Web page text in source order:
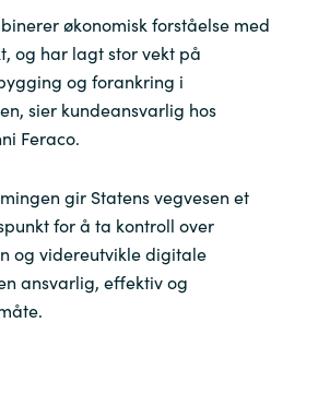
økonomisk forståelse med
og har lagt stor vekt på
og forankring i
sier kundeansvarlig hos
Feraco.
gir Statens vegvesen et
for å ta kontroll over
og videreutvikle digitale
ansvarlig, effektiv og